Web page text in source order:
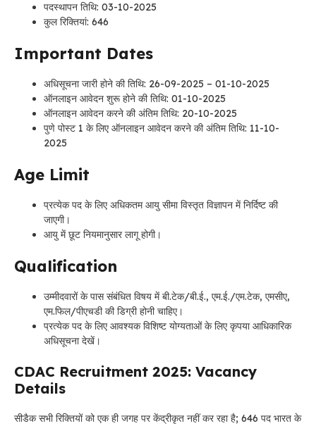
पदस्थापन तिथि: 03-10-2025
कुल रिक्तियां: 646
Important Dates
अधिसूचना जारी होने की तिथि: 26-09-2025 – 01-10-2025
ऑनलाइन आवेदन शुरू होने की तिथि: 01-10-2025
ऑनलाइन आवेदन करने की अंतिम तिथि: 20-10-2025
पुणे पोस्ट 1 के लिए ऑनलाइन आवेदन करने की अंतिम तिथि: 11-10-
2025
Age Limit
प्रत्येक पद के लिए अधिकतम आयु सीमा विस्तृत विज्ञापन में निर्दिष्ट की
जाएगी।
आयु में छूट नियमानुसार लागू होगी।
Qualification
उम्मीदवारों के पास संबंधित विषय में बी.टेक/बी.ई., एम.ई./एम.टेक, एमसीए,
एम.फिल/पीएचडी की डिग्री होनी चाहिए।
प्रत्येक पद के लिए आवश्यक विशिष्ट योग्यताओं के लिए कृपया आधिकारिक
अधिसूचना देखें।
CDAC Recruitment 2025: Vacancy
Details
सीडैक सभी रिक्तियों को एक ही जगह पर केंद्रीकृत नहीं कर रहा है; 646 पद भारत के